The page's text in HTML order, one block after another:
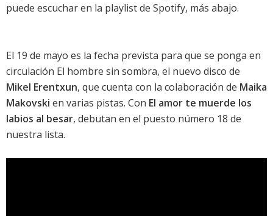
puede escuchar en la playlist de Spotify, más abajo.
El 19 de mayo es la fecha prevista para que se ponga en
circulación El hombre sin sombra, el nuevo disco de
Mikel Erentxun, que cuenta con la colaboración de Maika
Makovski en varias pistas. Con El amor te muerde los
labios al besar, debutan en el puesto número 18 de
nuestra lista.